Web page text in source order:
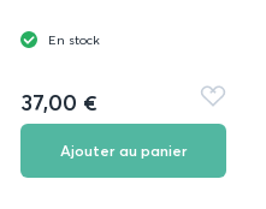
En stock
37,00 €
Ajouter
aux
Ajouter au panier